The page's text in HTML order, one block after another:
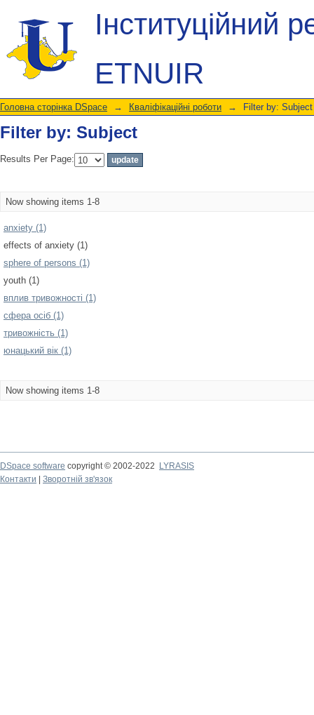
Інституційний
ETNUIR
Filter by: Subject
Головна сторінка DSpace → Кваліфікаційні роботи → Filter by: Subject
Filter by: Subject
Results Per Page:
Now showing items 1-8
anxiety (1)
effects of anxiety (1)
sphere of persons (1)
youth (1)
вплив тривожності (1)
сфера осіб (1)
тривожність (1)
юнацький вік (1)
Now showing items 1-8
DSpace software copyright © 2002-2022
LYRASIS
Контакти
Зворотній зв'язок